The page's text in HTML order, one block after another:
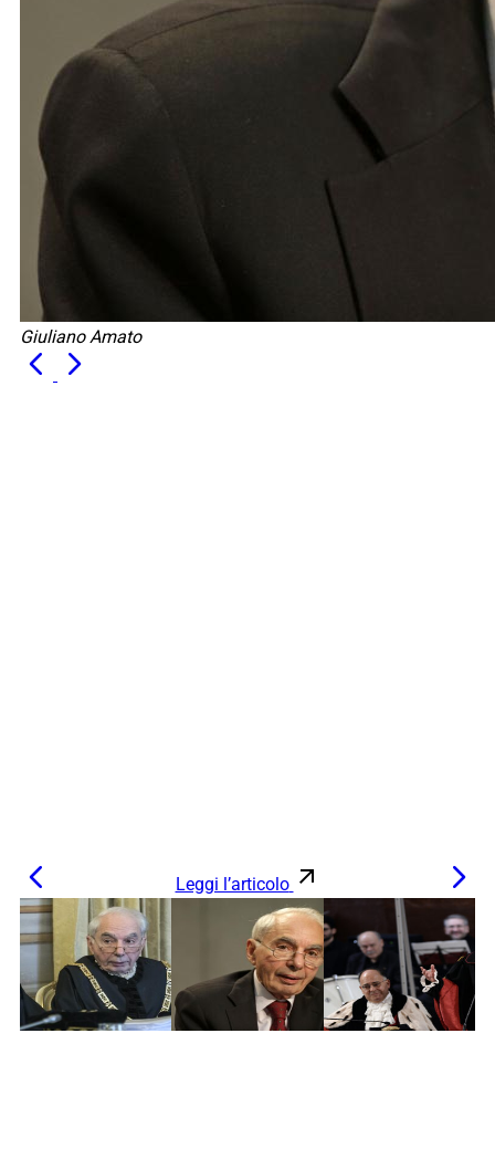
Giuliano Amato
Leggi l’articolo